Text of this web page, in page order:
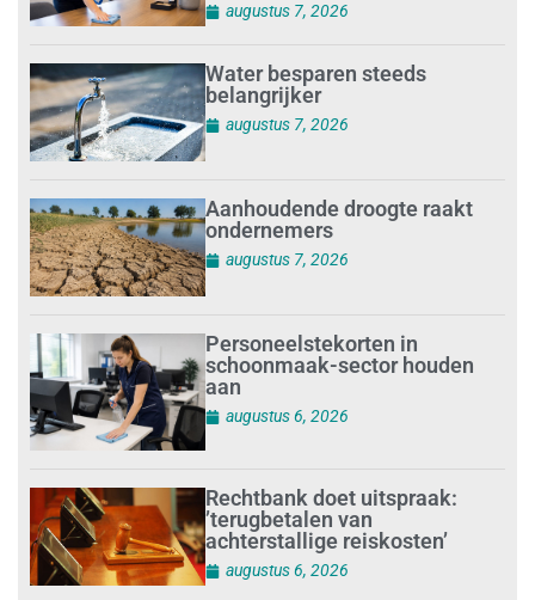
augustus 7, 2026
Water besparen steeds
belangrijker
augustus 7, 2026
Aanhoudende droogte raakt
ondernemers
augustus 7, 2026
Personeelstekorten in
schoonmaak-sector houden
aan
augustus 6, 2026
Rechtbank doet uitspraak:
’terugbetalen van
achterstallige reiskosten’
augustus 6, 2026